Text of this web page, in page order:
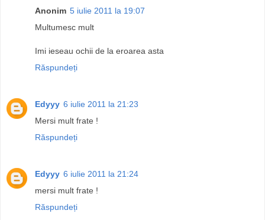
Anonim 5 iulie 2011 la 19:07
Multumesc mult
Imi ieseau ochii de la eroarea asta
Răspundeți
Edyyy 6 iulie 2011 la 21:23
Mersi mult frate !
Răspundeți
Edyyy 6 iulie 2011 la 21:24
mersi mult frate !
Răspundeți